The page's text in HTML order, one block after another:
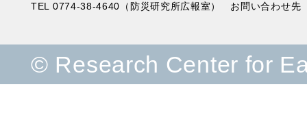
TEL 0774-38-4640（防災研究所広報室） お問い合わせ先
© Research Center for